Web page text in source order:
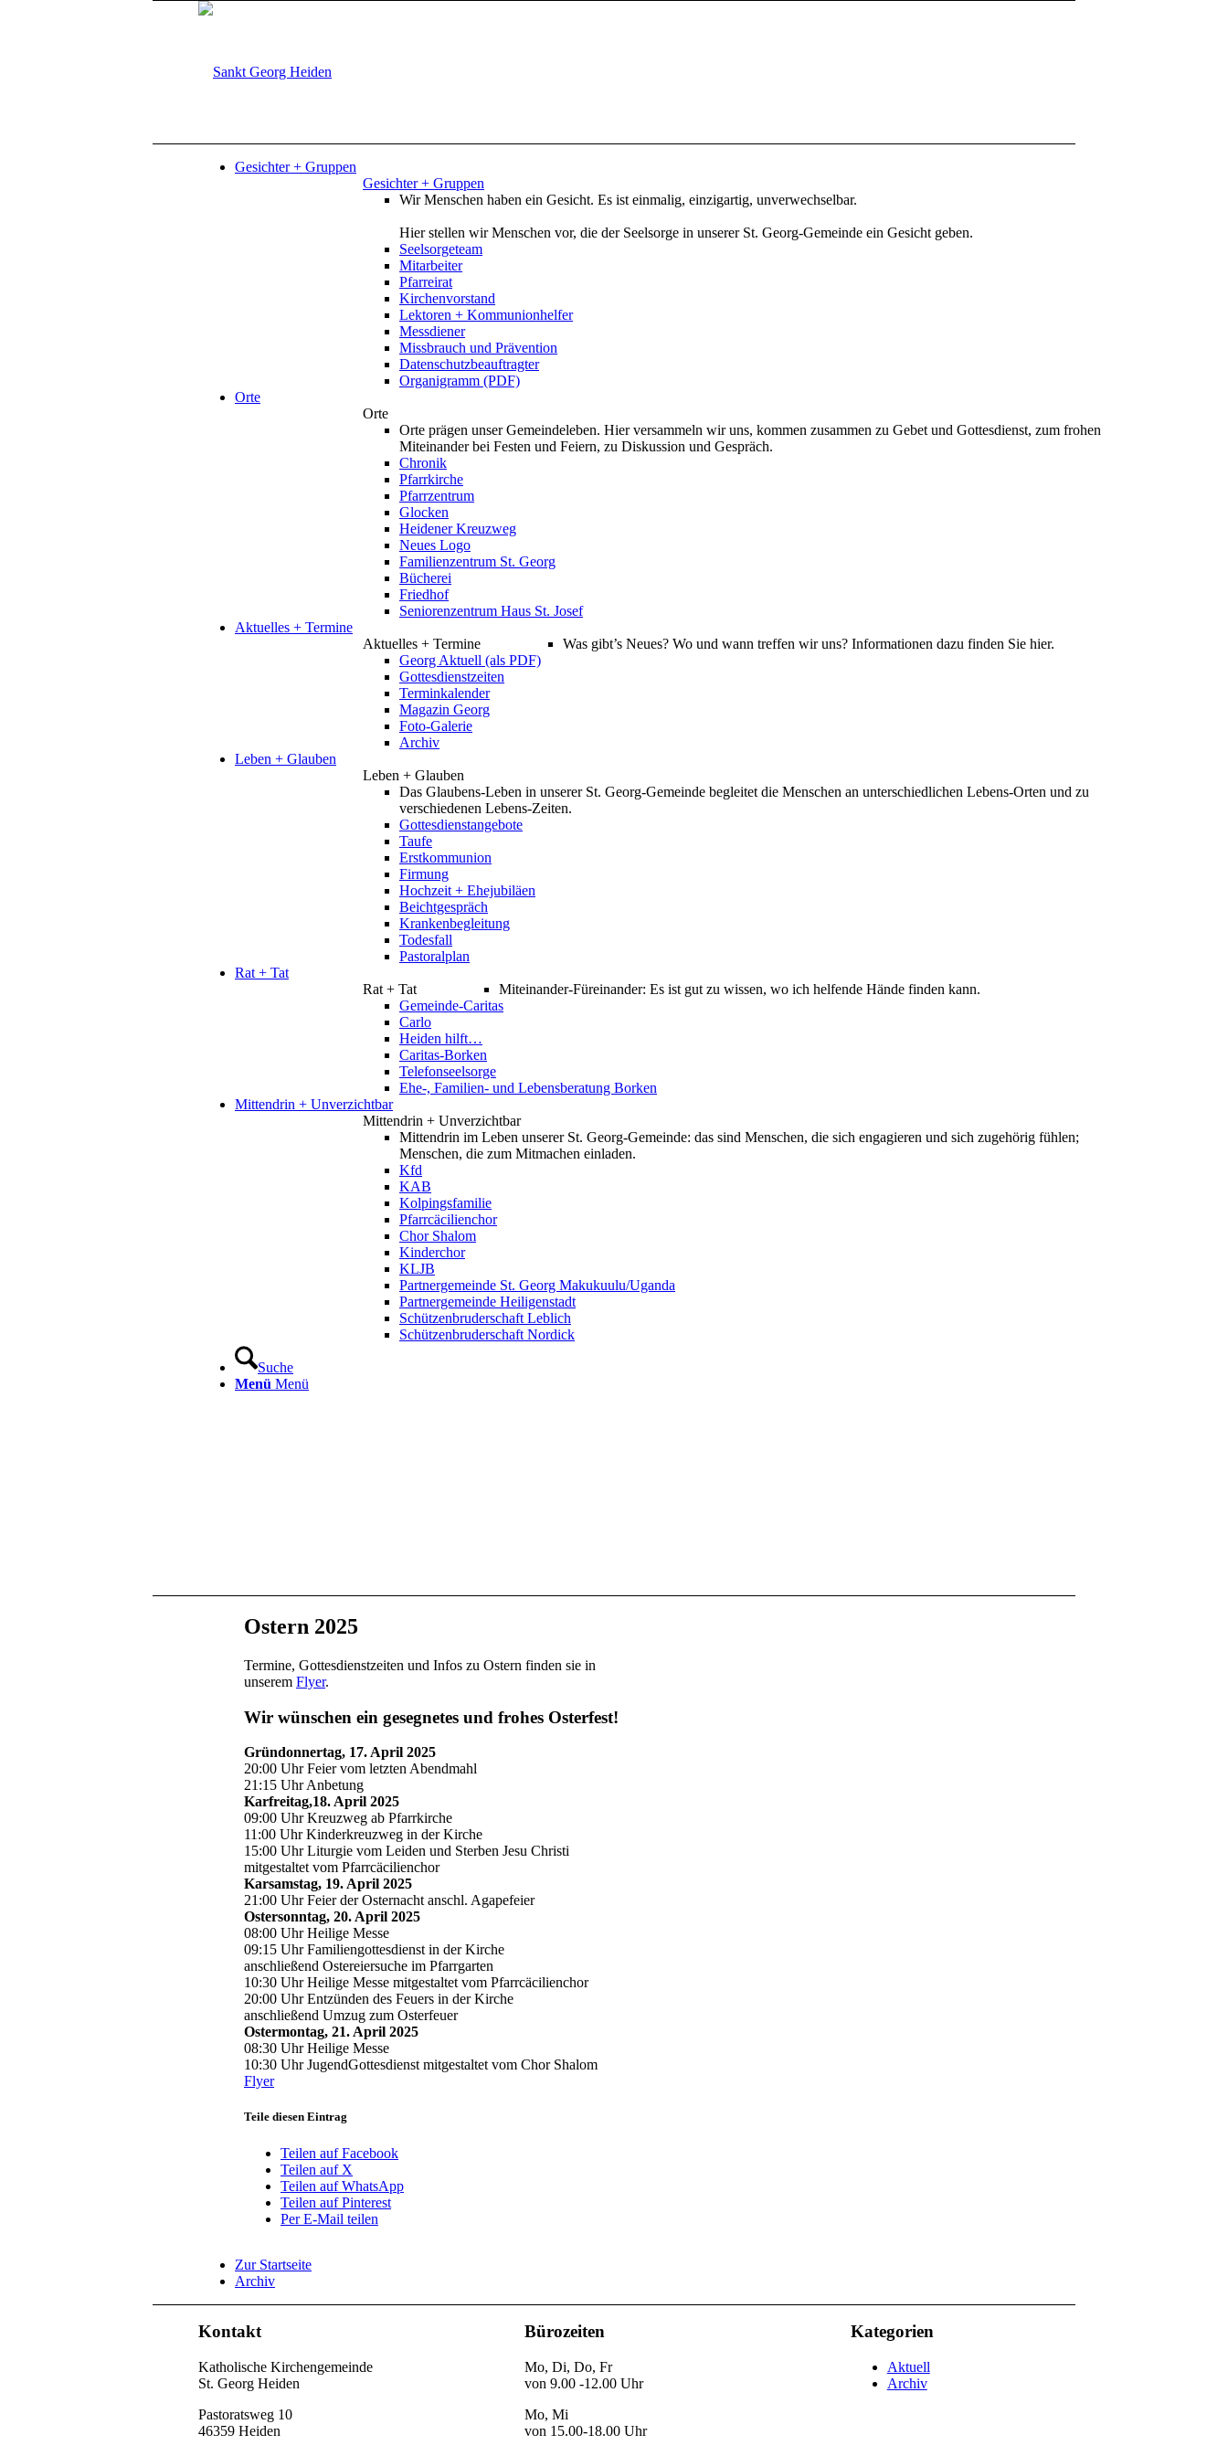
Gesichter + Gruppen
Gesichter + Gruppen
Wir Menschen haben ein Gesicht. Es ist einmalig, einzigartig, unverwechselbar.
Hier stellen wir Menschen vor, die der Seelsorge in unserer St. Georg-Gemeinde ein Gesicht geben.
Seelsorgeteam
Mitarbeiter
Pfarreirat
Kirchenvorstand
Lektoren + Kommunionhelfer
Messdiener
Missbrauch und Prävention
Datenschutzbeauftragter
Organigramm (PDF)
Orte
Orte
Orte prägen unser Gemeindeleben. Hier versammeln wir uns, kommen zusammen zu Gebet und Gottesdienst, zum frohen
Miteinander bei Festen und Feiern, zu Diskussion und Gespräch.
Chronik
Pfarrkirche
Pfarrzentrum
Glocken
Heidener Kreuzweg
Neues Logo
Familienzentrum St. Georg
Bücherei
Friedhof
Seniorenzentrum Haus St. Josef
Aktuelles + Termine
Aktuelles + Termine
Was gibt’s Neues? Wo und wann treffen wir uns? Informationen dazu finden Sie hier.
Georg Aktuell (als PDF)
Gottesdienstzeiten
Terminkalender
Magazin Georg
Foto-Galerie
Archiv
Leben + Glauben
Leben + Glauben
Das Glaubens-Leben in unserer St. Georg-Gemeinde begleitet die Menschen an unterschiedlichen Lebens-Orten und zu
verschiedenen Lebens-Zeiten.
Gottesdienstangebote
Taufe
Erstkommunion
Firmung
Hochzeit + Ehejubiläen
Beichtgespräch
Krankenbegleitung
Todesfall
Pastoralplan
Rat + Tat
Rat + Tat
Miteinander-Füreinander: Es ist gut zu wissen, wo ich helfende Hände finden kann.
Gemeinde-Caritas
Carlo
Heiden hilft…
Caritas-Borken
Telefonseelsorge
Ehe-, Familien- und Lebensberatung Borken
Mittendrin + Unverzichtbar
Mittendrin + Unverzichtbar
Mittendrin im Leben unserer St. Georg-Gemeinde: das sind Menschen, die sich engagieren und sich zugehörig fühlen;
Menschen, die zum Mitmachen einladen.
Kfd
KAB
Kolpingsfamilie
Pfarrcäcilienchor
Chor Shalom
Kinderchor
KLJB
Partnergemeinde St. Georg Makukuulu/Uganda
Partnergemeinde Heiligenstadt
Schützenbruderschaft Leblich
Schützenbruderschaft Nordick
Suche
Menü Menü
Ostern 2025
Termine, Gottesdienstzeiten und Infos zu Ostern finden sie in
unserem Flyer.
Wir wünschen ein gesegnetes und frohes Osterfest!
Gründonnertag, 17. April 2025
20:00 Uhr Feier vom letzten Abendmahl
21:15 Uhr Anbetung
Karfreitag,18. April 2025
09:00 Uhr Kreuzweg ab Pfarrkirche
11:00 Uhr Kinderkreuzweg in der Kirche
15:00 Uhr Liturgie vom Leiden und Sterben Jesu Christi
mitgestaltet vom Pfarrcäcilienchor
Karsamstag, 19. April 2025
21:00 Uhr Feier der Osternacht anschl. Agapefeier
Ostersonntag, 20. April 2025
08:00 Uhr Heilige Messe
09:15 Uhr Familiengottesdienst in der Kirche
anschließend Ostereiersuche im Pfarrgarten
10:30 Uhr Heilige Messe mitgestaltet vom Pfarrcäcilienchor
20:00 Uhr Entzünden des Feuers in der Kirche
anschließend Umzug zum Osterfeuer
Ostermontag, 21. April 2025
08:30 Uhr Heilige Messe
10:30 Uhr JugendGottesdienst mitgestaltet vom Chor Shalom
Flyer
Teile diesen Eintrag
Teilen auf Facebook
Teilen auf X
Teilen auf WhatsApp
Teilen auf Pinterest
Per E-Mail teilen
Zur Startseite
Archiv
Kontakt
Katholische Kirchengemeinde
St. Georg Heiden
Pastoratsweg 10
46359 Heiden
Bürozeiten
Mo, Di, Do, Fr
von 9.00 -12.00 Uhr
Mo, Mi
von 15.00-18.00 Uhr
Kategorien
Aktuell
Archiv